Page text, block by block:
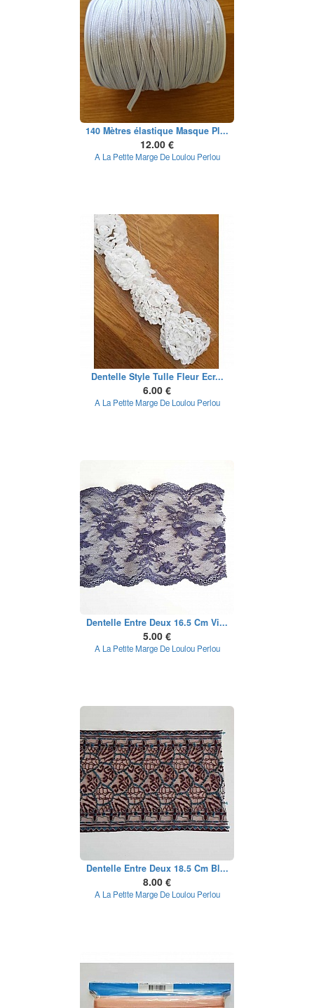
140 Mètres élastique Masque Pl...
12.00 €
A La Petite Marge De Loulou Perlou
Dentelle Style Tulle Fleur Ecr...
6.00 €
A La Petite Marge De Loulou Perlou
Dentelle Entre Deux 16.5 Cm Vi...
5.00 €
A La Petite Marge De Loulou Perlou
Dentelle Entre Deux 18.5 Cm Bl...
8.00 €
A La Petite Marge De Loulou Perlou